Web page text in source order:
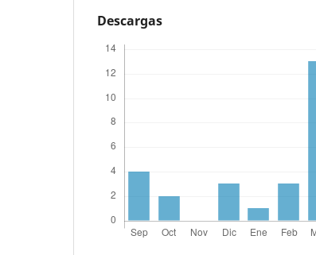
Descargas